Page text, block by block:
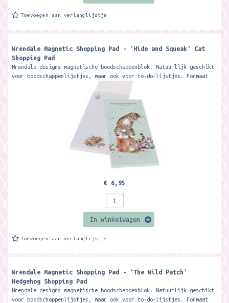
Toevoegen aan verlanglijstje
Wrendale Magnetic Shopping Pad - 'Hide and Squeak' Cat
Shopping Pad ​
Wrendale designs magnetische boodschappenblok. Natuurlijk geschikt
voor boodschappenlijstjes, maar ook voor to-do-lijstjes. Formaat
€ 6,95
In winkelwagen
Toevoegen aan verlanglijstje
Wrendale Magnetic Shopping Pad - 'The Wild Patch'
Hedgehog Shopping Pad
Wrendale designs magnetische boodschappenblok. Natuurlijk geschikt
voor boodschappenlijstjes, maar ook voor to-do-lijstjes. Formaat